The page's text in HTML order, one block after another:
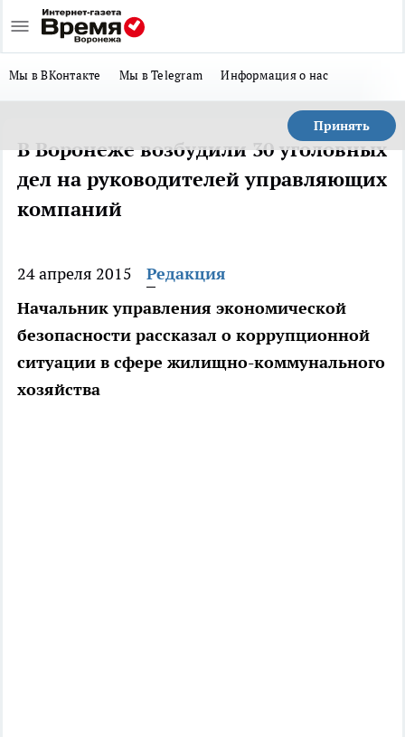
Мы в ВКонтакте Мы в Telegram Информация о нас
Принять
В Воронеже возбудили 30 уголовных
дел на руководителей управляющих
компаний
24 апреля 2015
Редакция
Начальник управления экономической
безопасности рассказал о коррупционной
ситуации в сфере жилищно-коммунального
хозяйства